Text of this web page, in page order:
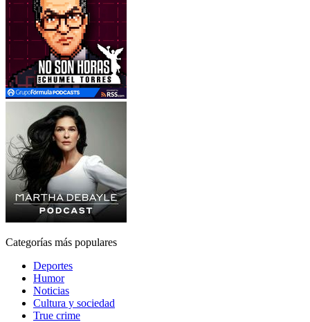
Categorías más populares
Deportes
Humor
Noticias
Cultura y sociedad
True crime